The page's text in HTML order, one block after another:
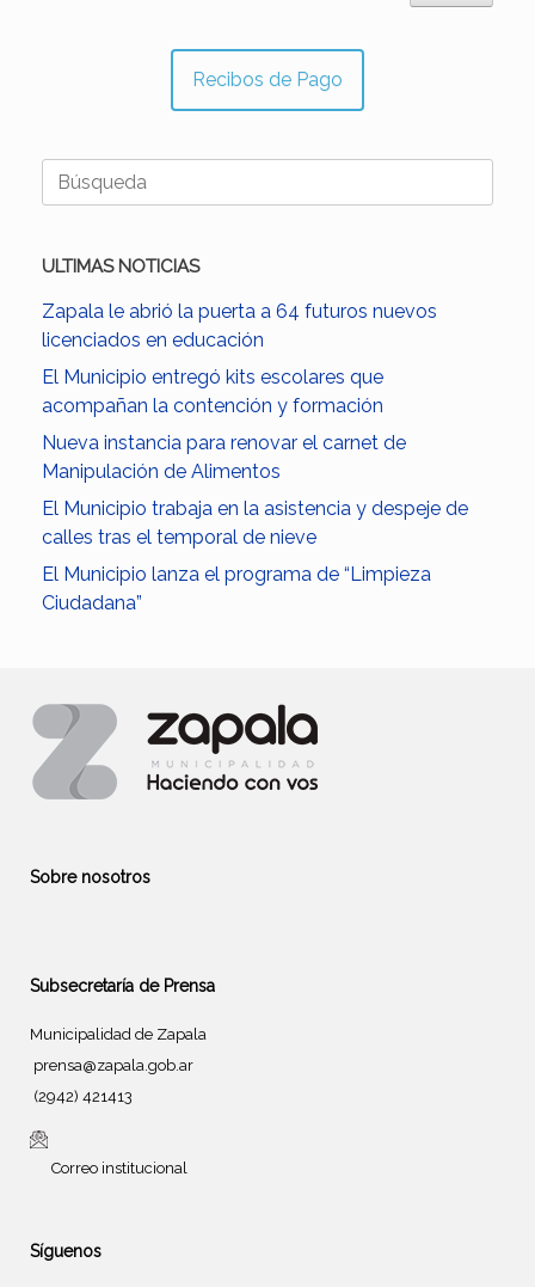
Recibos de Pago
Buscar:
ULTIMAS NOTICIAS
Zapala le abrió la puerta a 64 futuros nuevos
licenciados en educación
El Municipio entregó kits escolares que
acompañan la contención y formación
Nueva instancia para renovar el carnet de
Manipulación de Alimentos
El Municipio trabaja en la asistencia y despeje de
calles tras el temporal de nieve
El Municipio lanza el programa de “Limpieza
Ciudadana”
Sobre nosotros
Subsecretaría de Prensa
Municipalidad de Zapala
prensa@zapala.gob.ar
(2942) 421413
Correo institucional
Síguenos